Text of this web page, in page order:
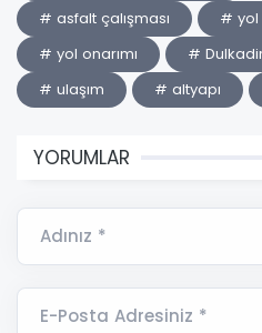
# asfalt çalışması
# yol
# yol onarımı
#
# ulaşım
# altyapı
YORUMLAR
Adınız *
E-Posta Adresiniz *